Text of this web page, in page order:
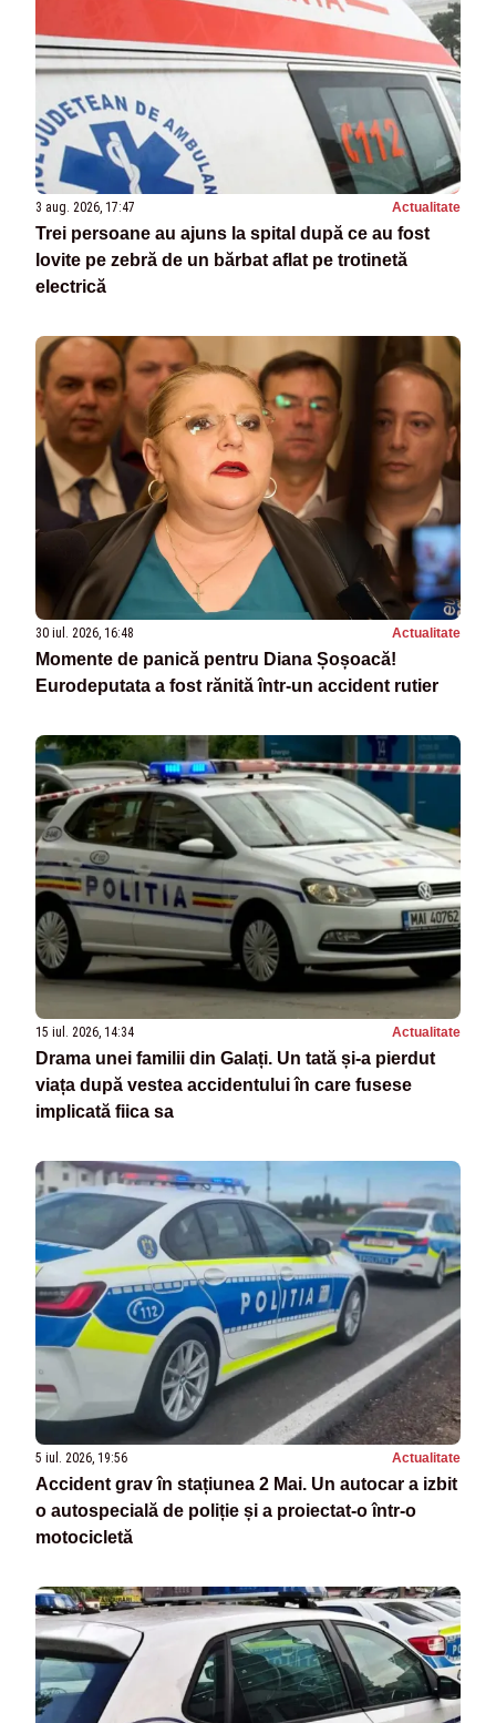
3 aug. 2026, 17:47 Actualitate
Trei persoane au ajuns la spital după ce au fost
lovite pe zebră de un bărbat aflat pe trotinetă
electrică
30 iul. 2026, 16:48 Actualitate
Momente de panică pentru Diana Șoșoacă!
Eurodeputata a fost rănită într-un accident rutier
15 iul. 2026, 14:34 Actualitate
Drama unei familii din Galați. Un tată și-a pierdut
viața după vestea accidentului în care fusese
implicată fiica sa
5 iul. 2026, 19:56 Actualitate
Accident grav în stațiunea 2 Mai. Un autocar a izbit
o autospecială de poliție și a proiectat-o într-o
motocicletă